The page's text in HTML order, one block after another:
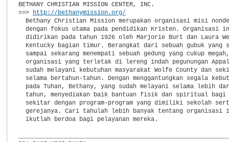
BETHANY CHRISTIAN MISSION CENTER, INC.
==>
http://bethanymission.org/
Bethany Christian Mission merupakan organisasi misi
dengan fokus utama pada pendidikan Kristen. Organisasi
didirikan pada tahun 1926 oleh Marjorie Burt dan Laura
Kentucky bagian timur. Berangkat dari sebuah gubuk yang
sampai sekarang menempati sebuah gedung yang cukup
organisasi yang terletak di lereng indah pegunungan
sudah melayani kebutuhan masyarakat Wolfe County dan
selama bertahun-tahun. Dengan menggantungkan segala
pada Tuhan, Bethany, yang sudah melayani selama lebih
tahun, menyediakan baik bantuan fisik dan spiritual bagi
sekitar dengan program-program yang dimiliki sekolah
gerejanya. Cari tahulah lebih banyak tentang organisasi
  ikutlah berdoa bagi pelayanan mereka.